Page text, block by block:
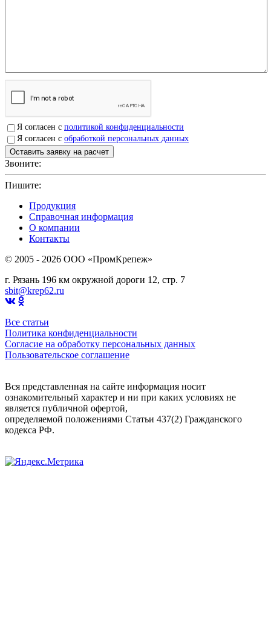
Я согласен с политикой конфиденциальности
Я согласен с обработкой персональных данных
Звоните:
Пишите:
Продукция
Справочная информация
О компании
Контакты
© 2005 - 2026 OOO «ПромКрепеж»
г. Рязань 196 км окружной дороги 12, стр. 7
sbit@krep62.ru
Все статьи
Политика конфиденциальности
Согласие на обработку персональных данных
Пользовательское соглашение
Вся представленная на сайте информация носит
ознакомительный характер и ни при каких условиях не
является публичной офертой,
определяемой положениями Статьи 437(2) Гражданского
кодекса РФ.